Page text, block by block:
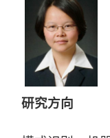
研究方向